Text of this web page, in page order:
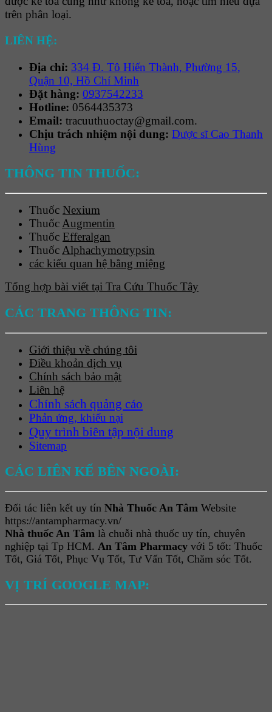
trên phân loại.
LIÊN HỆ:
Địa chỉ: 334 Đ. Tô Hiến Thành, Phường 15,
Quận 10, Hồ Chí Minh
Đặt hàng: 0937542233
Hotline: 0564435373
Email: tracuuthuoctay@gmail.com.
Chịu trách nhiệm nội dung: Dược sĩ Cao Thanh
Hùng
THÔNG TIN THUỐC:
Thuốc Nexium
Thuốc Augmentin
Thuốc Efferalgan
Thuốc Alphachymotrypsin
các kiểu quan hệ bằng miệng
Tổng hợp bài viết tại Tra Cứu Thuốc Tây
CÁC TRANG THÔNG TIN:
Giới thiệu về chúng tôi
Điều khoản dịch vụ
Chính sách bảo mật
Liên hệ
Chính sách quảng cáo
Phản ứng, khiếu nại
Quy trình biên tập nội dung
Sitemap
CÁC LIÊN KẾ BÊN NGOÀI:
Đối tác liên kết uy tín Nhà Thuốc An Tâm Website
https://antampharmacy.vn/
Nhà thuốc An Tâm là chuỗi nhà thuốc uy tín, chuyên
nghiệp tại Tp HCM. An Tâm Pharmacy với 5 tốt: Thuốc
Tốt, Giá Tốt, Phục Vụ Tốt, Tư Vấn Tốt, Chăm sóc Tốt.
VỊ TRÍ GOOGLE MAP: